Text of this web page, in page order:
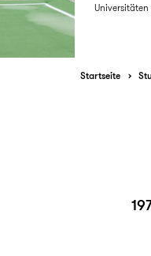
Startseite